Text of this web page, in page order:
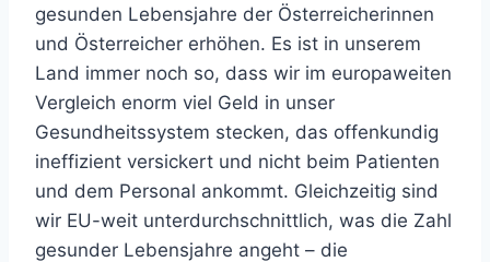
gesunden Lebensjahre der Österreicherinnen
und Österreicher erhöhen. Es ist in unserem
Land immer noch so, dass wir im europaweiten
Vergleich enorm viel Geld in unser
Gesundheitssystem stecken, das offenkundig
ineffizient versickert und nicht beim Patienten
und dem Personal ankommt. Gleichzeitig sind
wir EU-weit unterdurchschnittlich, was die Zahl
gesunder Lebensjahre angeht – die